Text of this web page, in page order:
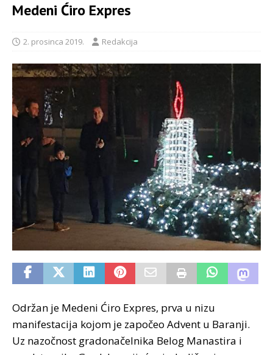
Medeni Ćiro Expres
2. prosinca 2019. Redakcija
Održan je Medeni Ćiro Expres, prva u nizu
manifestacija kojom je započeo Advent u Baranji.
Uz nazočnost gradonačelnika Belog Manastira i